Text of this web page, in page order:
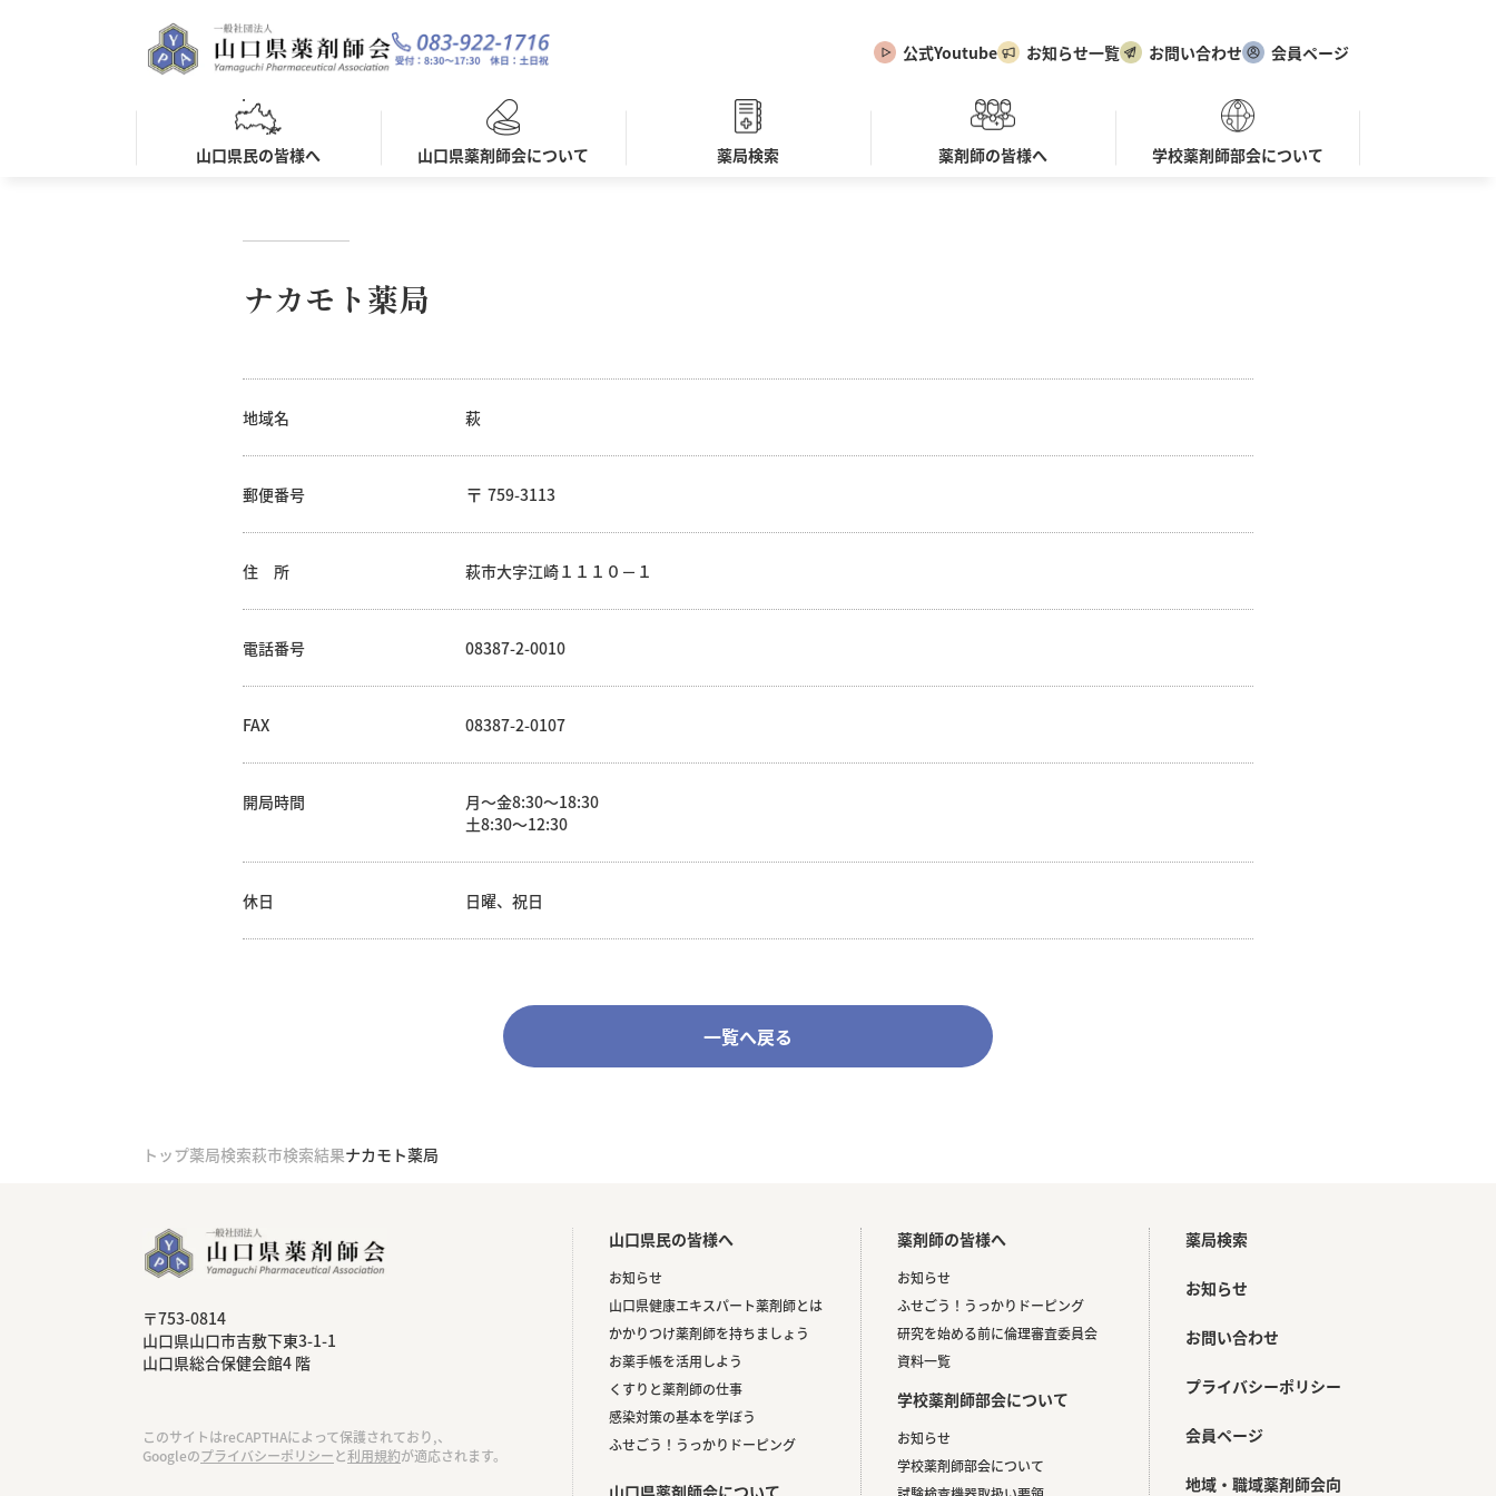
公式Youtube お知らせ一覧 お問い合わせ 会員ページ
山口県民の皆様へ 山口県薬剤師会について 薬局検索 薬剤師の皆様へ 学校薬剤師部会について
ナカモト薬局
地域名 萩
郵便番号 759-3113
住 所 萩市大字江崎１１１０－１
電話番号 08387-2-0010
FAX 08387-2-0107
開局時間
月～金8:30～18:30
土8:30～12:30
休日 日曜、祝日
一覧へ戻る
トップ薬局検索萩市検索結果ナカモト薬局
〒753-0814
⼭⼝県⼭⼝市吉敷下東3-1-1
⼭⼝県総合保健会館4 階
このサイトはreCAPTHAによって保護されており,、
Googleのプライバシーポリシーと利用規約が適応されます。
山口県民の皆様へ
お知らせ
山口県健康エキスパート薬剤師とは
かかりつけ薬剤師を持ちましょう
お薬手帳を活用しよう
くすりと薬剤師の仕事
感染対策の基本を学ぼう
ふせごう！うっかりドーピング
山口県薬剤師会について
薬剤師の皆様へ
お知らせ
ふせごう！うっかりドーピング
研究を始める前に倫理審査委員会
資料一覧
学校薬剤師部会について
お知らせ
学校薬剤師部会について
薬局検索
お知らせ
お問い合わせ
プライバシーポリシー
会員ページ
地域・職域薬剤師会向